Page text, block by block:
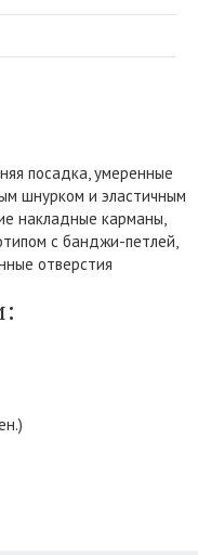
посадка, умеренные
шнурком и эластичным
накладные карманы,
с банджи-петлей,
отверстия